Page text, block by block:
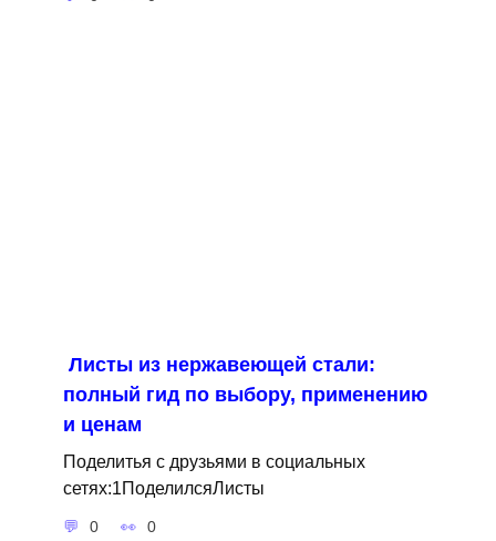
Листы из нержавеющей стали:
полный гид по выбору, применению
и ценам
Поделитья с друзьями в социальных
сетях:1ПоделилсяЛисты
0 0